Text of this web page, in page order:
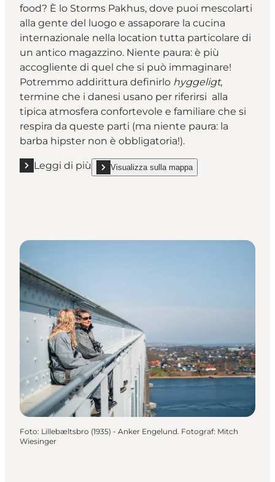
food? È lo Storms Pakhus, dove puoi mescolarti
alla gente del luogo e assaporare la cucina
internazionale nella location tutta particolare di
un antico magazzino. Niente paura: è più
accogliente di quel che si può immaginare!
Potremmo addirittura definirlo hyggeligt,
termine che i danesi usano per riferirsi alla
tipica atmosfera confortevole e familiare che si
respira da queste parti (ma niente paura: la
barba hipster non è obbligatoria!).
Leggi di più
Leggi di più "Al mercato di street food di Odense
Visualizza sulla mappa
show Al mercato di street food di Odense tra la
Foto: Lillebæltsbro (1935) - Anker Engelund. Fotograf: Mitch
Wiesinger